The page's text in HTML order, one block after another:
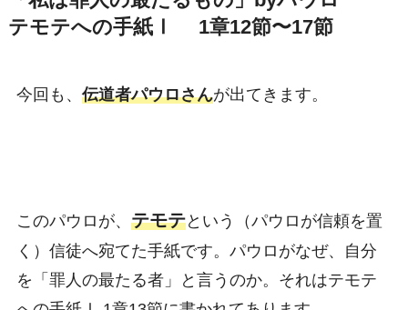
テモテへの手紙Ⅰ 1章12節〜17節
今回も、 伝道者パウロさんが出てきます。
このパウロが、 テモテという（パウロが信頼を置
く）信徒へ宛てた手紙です。パウロがなぜ、自分
を「罪人の最たる者」と言うのか。それはテモテ